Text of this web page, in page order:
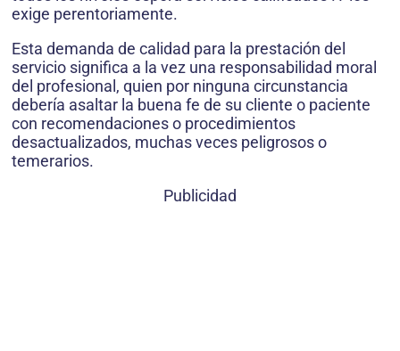
exige perentoriamente.
Esta demanda de calidad para la prestación del
servicio significa a la vez una responsabilidad moral
del profesional, quien por ninguna circunstancia
debería asaltar la buena fe de su cliente o paciente
con recomendaciones o procedimientos
desactualizados, muchas veces peligrosos o
temerarios.
Publicidad